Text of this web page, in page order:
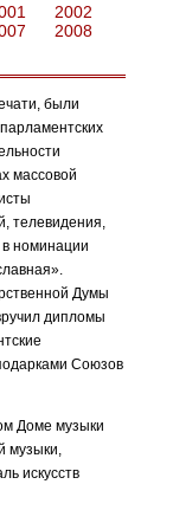
2002
2008
были
массовой
телевидения,
в номинации
Думы
дипломы
Союзов
Доме музыки
музыки,
искусств